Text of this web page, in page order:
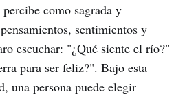
como sagrada y
sentimientos y
escuchar: "¿Qué siente el río?"
para ser feliz?". Bajo esta
una persona puede elegir